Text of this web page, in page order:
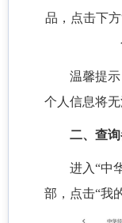
品，点击下
温馨提
个人信息将
二、查
进入“中
部，点击“我